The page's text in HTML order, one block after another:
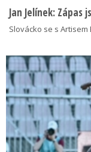
Jan Jelínek:
Slovácko se s